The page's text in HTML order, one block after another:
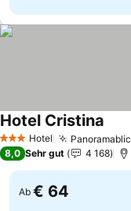
3 SterneHotel
Hotel Cristina
8,0 Sehr gut 4 168
Ab € 64